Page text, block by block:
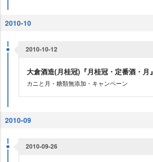
2010-10
2010-10-12
大倉酒造(月桂冠)『月桂冠・定番酒・月』
カニと月・糖類無添加・キャンペーン
2010-09
2010-09-26